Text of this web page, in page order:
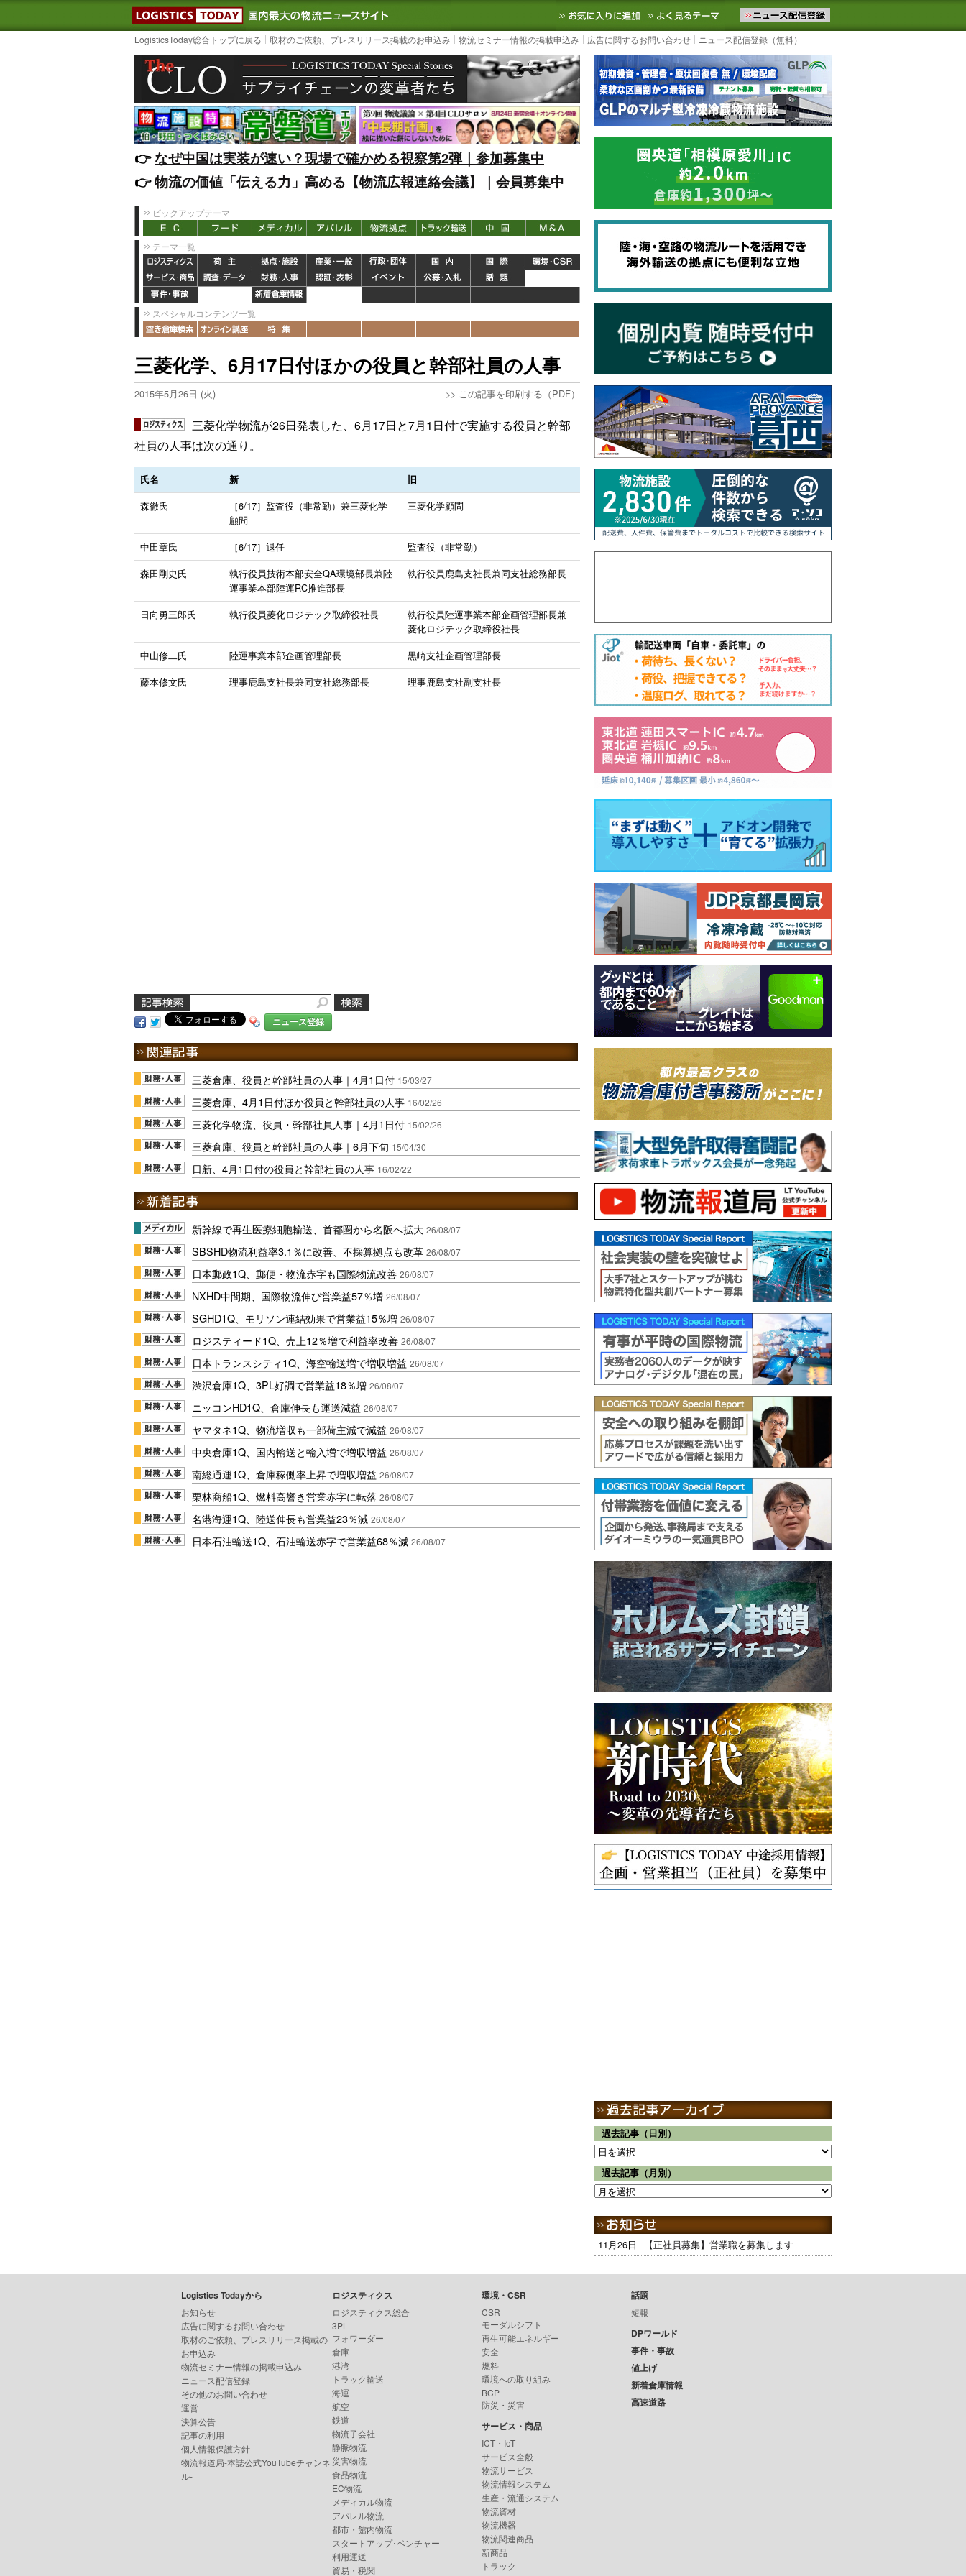
LOGISTICS TODAY｜国内最大の物流ニュースサイト3PL, SCMなど国内外の最新の物流ニュースをお届けします。物流ニュースメール配信を登録す
お気に入りに追加 よく見るテーマ
LogisticsToday総合トップに戻る 取材のご依頼、プレスリリース掲載のお申込み 物流セミナー情報の掲載申込み 広告に関するお問い合わせ ニュース配信登録（無料）
👉️なぜ中国は実装が速い？現場で確かめる視察第2弾｜参加募集中
👉️物流の価値「伝える力」高める【物流広報連絡会議】｜会員募集中
ピックアップテーマ
テーマ一覧
スペシャルコンテンツ一覧
三菱化学、6月17日付ほかの役員と幹部社員の人事
2015年5月26日 (火) >> この記事を印刷する（PDF）
三菱化学物流が26日発表した、6月17日と7月1日付で実施する役員と幹部
社員の人事は次の通り。
氏名 新 旧
森徹氏
［6/17］監査役（非常勤）兼三菱化学
顧問
三菱化学顧問
中田章氏 ［6/17］退任
監査役（非常勤）
森田剛史氏
執行役員技術本部安全QA環境部長兼陸
運事業本部陸運RC推進部長
執行役員鹿島支社長兼同支社総務部長
日向勇三郎氏 執行役員菱化ロジテック取締役社長
執行役員陸運事業本部企画管理部長兼
菱化ロジテック取締役社長
中山修二氏
陸運事業本部企画管理部長
黒崎支社企画管理部長
藤本修文氏
理事鹿島支社長兼同支社総務部長 理事鹿島支社副支社長
ニュース登録
三菱倉庫、役員と幹部社員の人事｜4月1日付 15/03/27
三菱倉庫、4月1日付ほか役員と幹部社員の人事 16/02/26
三菱化学物流、役員・幹部社員人事｜4月1日付 15/02/26
三菱倉庫、役員と幹部社員の人事｜6月下旬 15/04/30
日新、4月1日付の役員と幹部社員の人事 16/02/22
新幹線で再生医療細胞輸送、首都圏から名阪へ拡大 26/08/07
SBSHD物流利益率3.1％に改善、不採算拠点も改革 26/08/07
日本郵政1Q、郵便・物流赤字も国際物流改善 26/08/07
NXHD中間期、国際物流伸び営業益57％増 26/08/07
SGHD1Q、モリソン連結効果で営業益15％増 26/08/07
ロジスティード1Q、売上12％増で利益率改善 26/08/07
日本トランスシティ1Q、海空輸送増で増収増益 26/08/07
渋沢倉庫1Q、3PL好調で営業益18％増 26/08/07
ニッコンHD1Q、倉庫伸長も運送減益 26/08/07
ヤマタネ1Q、物流増収も一部荷主減で減益 26/08/07
中央倉庫1Q、国内輸送と輸入増で増収増益 26/08/07
南総通運1Q、倉庫稼働率上昇で増収増益 26/08/07
栗林商船1Q、燃料高響き営業赤字に転落 26/08/07
名港海運1Q、陸送伸長も営業益23％減 26/08/07
日本石油輸送1Q、石油輸送赤字で営業益68％減 26/08/07
過去記事（日別）
過去記事（月別）
11月26日 【正社員募集】営業職を募集します
Logistics Todayから
お知らせ
広告に関するお問い合わせ
取材のご依頼、プレスリリース掲載の
お申込み
物流セミナー情報の掲載申込み
ニュース配信登録
その他のお問い合わせ
運営
決算公告
記事の利用
個人情報保護方針
物流報道局-本誌公式YouTubeチャンネ
ル-
ロジスティクス
ロジスティクス総合
3PL
フォワーダー
倉庫
港湾
トラック輸送
海運
航空
鉄道
物流子会社
静脈物流
災害物流
食品物流
EC物流
メディカル物流
アパレル物流
都市・館内物流
スタートアップ･ベンチャー
利用運送
貿易・税関
環境・CSR
CSR
モーダルシフト
再生可能エネルギー
安全
燃料
環境への取り組み
BCP
防災・災害
サービス・商品
ICT・IoT
サービス全般
物流サービス
物流情報システム
生産・流通システム
物流資材
物流機器
物流関連商品
新商品
トラック
話題
短報
DPワールド
事件・事故
値上げ
新着倉庫情報
高速道路